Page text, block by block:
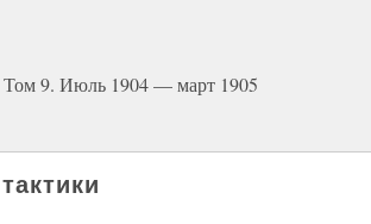
Том 9. Июль 1904 — март 1905